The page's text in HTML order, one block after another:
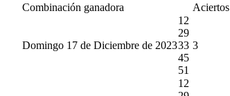
Combinación ganadora Aciertos
Domingo 17 de Diciembre de 2023
12
29
33
45
51
3
12